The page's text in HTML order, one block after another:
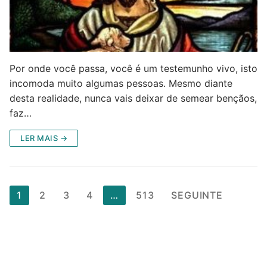
Por onde você passa, você é um testemunho vivo, isto
incomoda muito algumas pessoas. Mesmo diante
desta realidade, nunca vais deixar de semear bençãos,
faz…
LER MAIS →
Paginação
dos
1 2 3 4 … 513 SEGUINTE